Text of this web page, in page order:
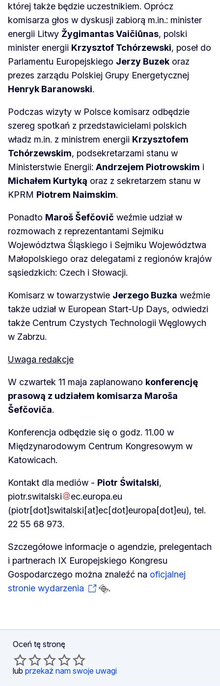
której także będzie uczestnikiem. Oprócz
komisarza głos w dyskusji zabiorą m.in.: minister
energii Litwy Žygimantas Vaičiūnas, polski
minister energii Krzysztof Tchórzewski, poseł do
Parlamentu Europejskiego Jerzy Buzek oraz
prezes zarządu Polskiej Grupy Energetycznej
Henryk Baranowski.
Podczas wizyty w Polsce komisarz odbędzie
szereg spotkań z przedstawicielami polskich
władz m.in. z ministrem energii Krzysztofem
Tchórzewskim, podsekretarzami stanu w
Ministerstwie Energii: Andrzejem Piotrowskim i
Michałem Kurtyką oraz z sekretarzem stanu w
KPRM Piotrem Naimskim.
Ponadto Maroš Šefčovič weźmie udział w
rozmowach z reprezentantami Sejmiku
Województwa Śląskiego i Sejmiku Województwa
Małopolskiego oraz delegatami z regionów krajów
sąsiedzkich: Czech i Słowacji.
Komisarz w towarzystwie Jerzego Buzka weźmie
także udział w European Start-Up Days, odwiedzi
także Centrum Czystych Technologii Węglowych
w Zabrzu.
Uwaga redakcje
W czwartek 11 maja zaplanowano konferencję
prasową z udziałem komisarza Maroša
Šefčoviča.
Konferencja odbędzie się o godz. 11.00 w
Międzynarodowym Centrum Kongresowym w
Katowicach.
Kontakt dla mediów - Piotr Świtalski,
piotr.switalski ec.europa.eu
(piotr[dot]switalski[at]ec[dot]europa[dot]eu), tel.
22 55 68 973.
Szczegółowe informacje o agendzie, prelegentach
i partnerach IX Europejskiego Kongresu
Gospodarczego można znaleźć na oficjalnej
stronie wydarzenia
.
Oceń tę stronę
lub przekaż nam swoje uwagi